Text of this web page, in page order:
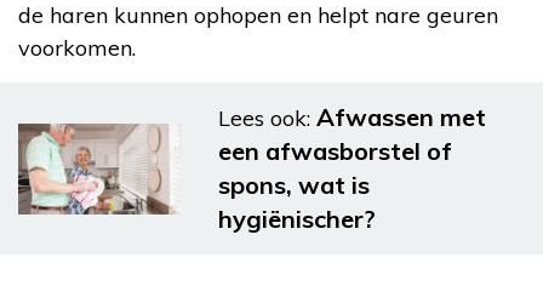
de haren kunnen ophopen en helpt nare geuren
voorkomen.
Lees ook: Afwassen met
een afwasborstel of
spons, wat is
hygiënischer?